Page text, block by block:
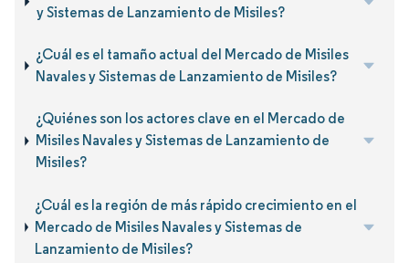
y Sistemas de Lanzamiento de Misiles?
¿Cuál es el tamaño actual del Mercado de Misiles
Navales y Sistemas de Lanzamiento de Misiles?
¿Quiénes son los actores clave en el Mercado de
Misiles Navales y Sistemas de Lanzamiento de
Misiles?
¿Cuál es la región de más rápido crecimiento en el
Mercado de Misiles Navales y Sistemas de
Lanzamiento de Misiles?